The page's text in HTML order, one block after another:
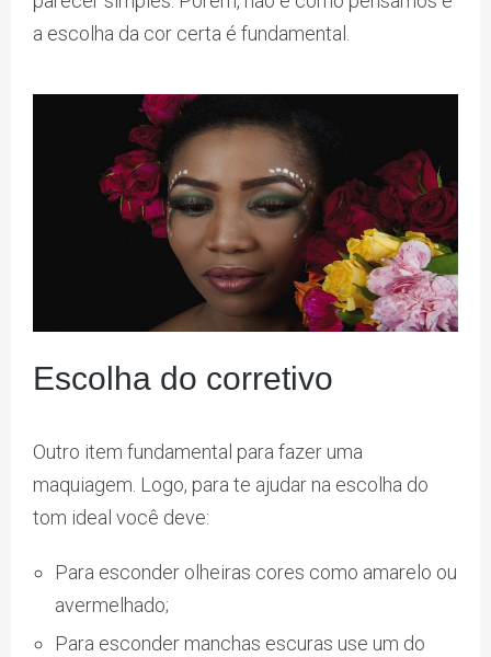
a escolha da cor certa é fundamental.
Escolha do corretivo
Outro item fundamental para fazer uma
maquiagem. Logo, para te ajudar na escolha do
tom ideal você deve:
Para esconder olheiras cores como amarelo ou
avermelhado;
Para esconder manchas escuras use um do